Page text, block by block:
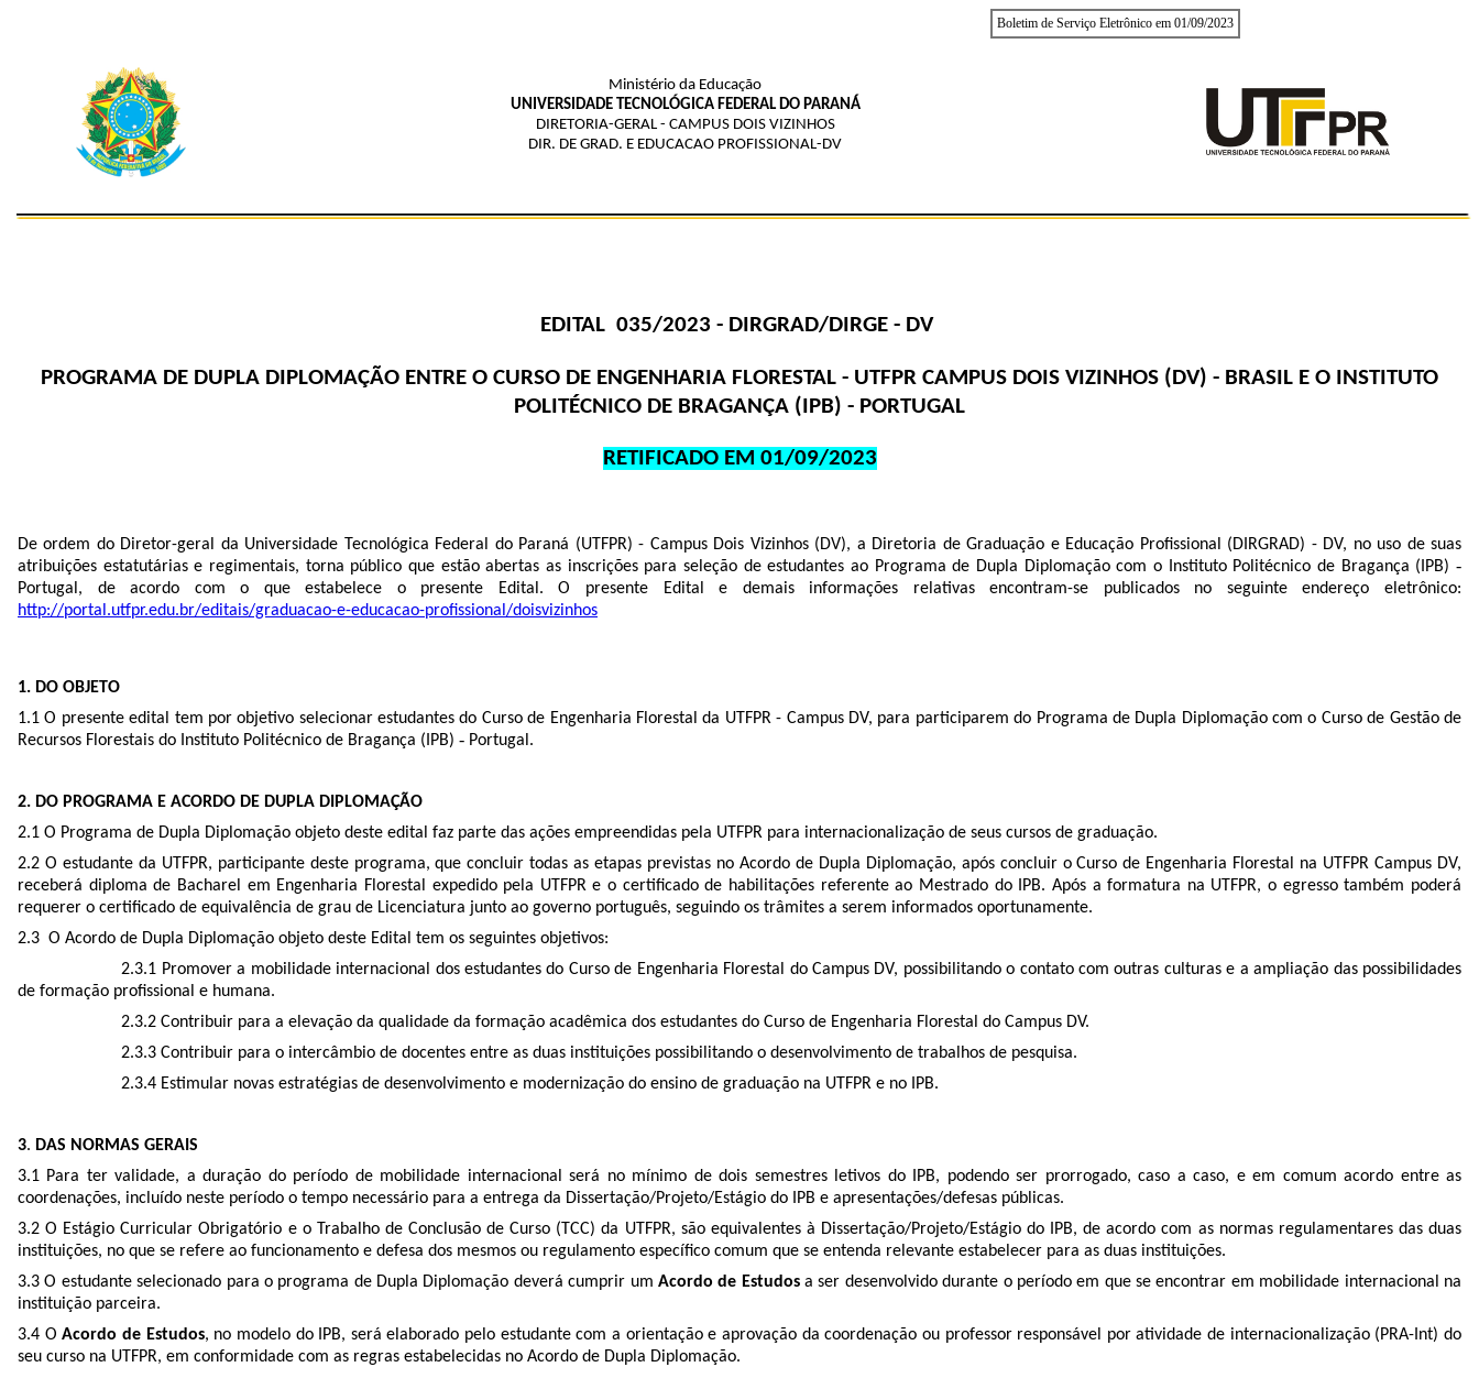
Boletim de Serviço Eletrônico em 01/09/2023
Ministério da Educação
UNIVERSIDADE TECNOLÓGICA FEDERAL DO PARANÁ
DIRETORIA-GERAL - CAMPUS DOIS VIZINHOS
DIR. DE GRAD. E EDUCACAO PROFISSIONAL-DV
EDITAL 035/2023 - DIRGRAD/DIRGE - DV
PROGRAMA DE DUPLA DIPLOMAÇÃO ENTRE O CURSO DE ENGENHARIA FLORESTAL - UTFPR CAMPUS DOIS VIZINHOS (DV) - BRASIL E O INSTITUTO
POLITÉCNICO DE BRAGANÇA (IPB) - PORTUGAL
RETIFICADO EM 01/09/2023
De ordem do Diretor-geral da Universidade Tecnológica Federal do Paraná (UTFPR) - Campus Dois Vizinhos (DV), a Diretoria de Graduação e Educação Profissional (DIRGRAD) - DV, no uso de suas
atribuições estatutárias e regimentais, torna público que estão abertas as inscrições para seleção de estudantes ao Programa de Dupla Diplomação com o Instituto Politécnico de Bragança (IPB) ‐
Portugal, de acordo com o que estabelece o presente Edital. O presente Edital e demais informações relativas encontram-se publicados no seguinte endereço eletrônico:
http://portal.utfpr.edu.br/editais/graduacao-e-educacao-profissional/doisvizinhos
1. DO OBJETO
1.1 O presente edital tem por objetivo selecionar estudantes do Curso de Engenharia Florestal da UTFPR - Campus DV, para participarem do Programa de Dupla Diplomação com o Curso de Gestão de
Recursos Florestais do Instituto Politécnico de Bragança (IPB) ‐ Portugal.
2. DO PROGRAMA E ACORDO DE DUPLA DIPLOMAÇÃO
2.1 O Programa de Dupla Diplomação objeto deste edital faz parte das ações empreendidas pela UTFPR para internacionalização de seus cursos de graduação.
2.2 O estudante da UTFPR, participante deste programa, que concluir todas as etapas previstas no Acordo de Dupla Diplomação, após concluir o Curso de Engenharia Florestal na UTFPR Campus DV,
receberá diploma de Bacharel em Engenharia Florestal expedido pela UTFPR e o certificado de habilitações referente ao Mestrado do IPB. Após a formatura na UTFPR, o egresso também poderá
requerer o certificado de equivalência de grau de Licenciatura junto ao governo português, seguindo os trâmites a serem informados oportunamente.
2.3 O Acordo de Dupla Diplomação objeto deste Edital tem os seguintes objetivos:
2.3.1 Promover a mobilidade internacional dos estudantes do Curso de Engenharia Florestal do Campus DV, possibilitando o contato com outras culturas e a ampliação das possibilidades
de formação profissional e humana.
2.3.2 Contribuir para a elevação da qualidade da formação acadêmica dos estudantes do Curso de Engenharia Florestal do Campus DV.
2.3.3 Contribuir para o intercâmbio de docentes entre as duas instituições possibilitando o desenvolvimento de trabalhos de pesquisa.
2.3.4 Estimular novas estratégias de desenvolvimento e modernização do ensino de graduação na UTFPR e no IPB.
3. DAS NORMAS GERAIS
3.1 Para ter validade, a duração do período de mobilidade internacional será no mínimo de dois semestres letivos do IPB, podendo ser prorrogado, caso a caso, e em comum acordo entre as
coordenações, incluído neste período o tempo necessário para a entrega da Dissertação/Projeto/Estágio do IPB e apresentações/defesas públicas.
3.2 O Estágio Curricular Obrigatório e o Trabalho de Conclusão de Curso (TCC) da UTFPR, são equivalentes à Dissertação/Projeto/Estágio do IPB, de acordo com as normas regulamentares das duas
instituições, no que se refere ao funcionamento e defesa dos mesmos ou regulamento específico comum que se entenda relevante estabelecer para as duas instituições.
3.3 O estudante selecionado para o programa de Dupla Diplomação deverá cumprir um Acordo de Estudosa ser desenvolvido durante o período em que se encontrar em mobilidade internacional na
instituição parceira.
3.4 OAcordo de Estudos, no modelo do IPB, será elaborado pelo estudante com a orientação e aprovação da coordenação ou professor responsável por atividade de internacionalização (PRA-Int) do
seu curso na UTFPR, em conformidade com as regras estabelecidas no Acordo de Dupla Diplomação.